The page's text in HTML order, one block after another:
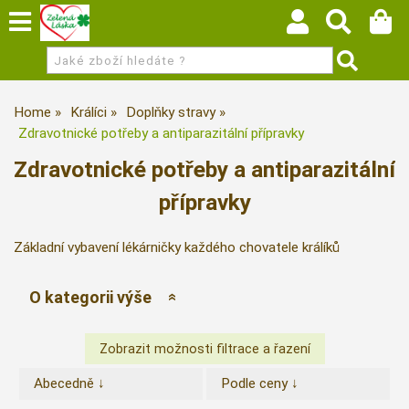
Home Králíci
Doplňky stravy
Zdravotnické potřeby a antiparazitální přípravky
Zdravotnické potřeby a antiparazitální
přípravky
Základní vybavení lékárničky každého chovatele králíků
O kategorii výše
Abecedně ↓ Podle ceny ↓